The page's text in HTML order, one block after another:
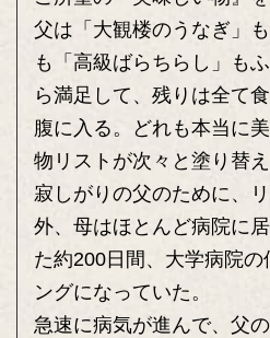
父は「大観楼のうなぎ」
も「高級ばらちらし」も
ら満足して、残りは全て
腹に入る。どれも本当に
物リストが次々と塗り替え
寂しがりの父のために、
外、母はほとんど病院に
た約200日間、大学病院
ングになっていた。
急速に病気が進んで、父